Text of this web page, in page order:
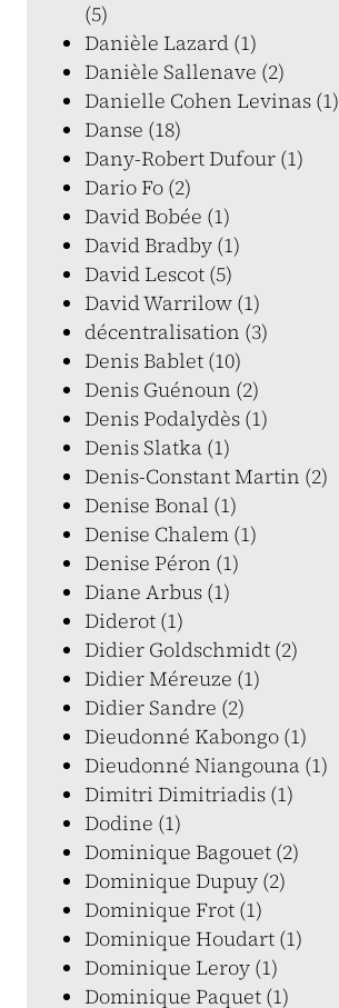
(5)
Danièle Lazard (1)
Danièle Sallenave (2)
Danielle Cohen Levinas (1)
Danse (18)
Dany-Robert Dufour (1)
Dario Fo (2)
David Bobée (1)
David Bradby (1)
David Lescot (5)
David Warrilow (1)
décentralisation (3)
Denis Bablet (10)
Denis Guénoun (2)
Denis Podalydès (1)
Denis Slatka (1)
Denis-Constant Martin (2)
Denise Bonal (1)
Denise Chalem (1)
Denise Péron (1)
Diane Arbus (1)
Diderot (1)
Didier Goldschmidt (2)
Didier Méreuze (1)
Didier Sandre (2)
Dieudonné Kabongo (1)
Dieudonné Niangouna (1)
Dimitri Dimitriadis (1)
Dodine (1)
Dominique Bagouet (2)
Dominique Dupuy (2)
Dominique Frot (1)
Dominique Houdart (1)
Dominique Leroy (1)
Dominique Paquet (1)